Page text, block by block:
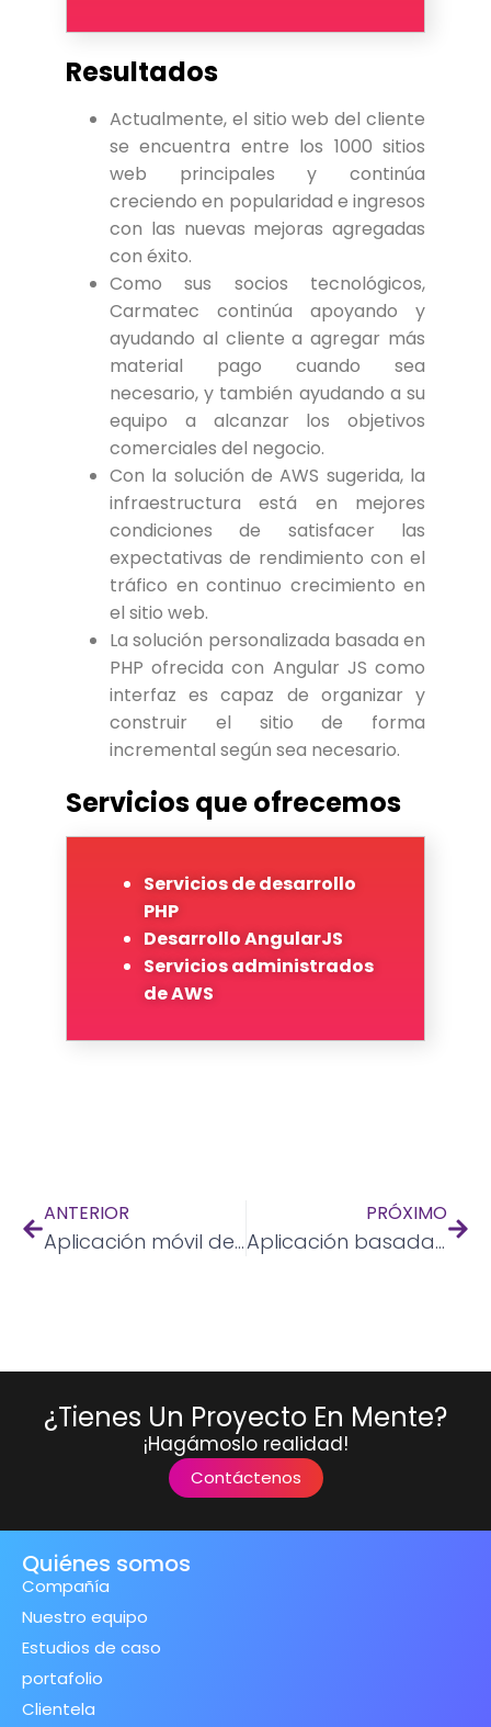
Resultados
Actualmente, el sitio web del cliente
se encuentra entre los 1000 sitios
web principales y continúa
creciendo en popularidad e ingresos
con las nuevas mejoras agregadas
con éxito.
Como sus socios tecnológicos,
Carmatec continúa apoyando y
ayudando al cliente a agregar más
material pago cuando sea
necesario, y también ayudando a su
equipo a alcanzar los objetivos
comerciales del negocio.
Con la solución de AWS sugerida, la
infraestructura está en mejores
condiciones de satisfacer las
expectativas de rendimiento con el
tráfico en continuo crecimiento en
el sitio web.
La solución personalizada basada en
PHP ofrecida con Angular JS como
interfaz es capaz de organizar y
construir el sitio de forma
incremental según sea necesario.
Servicios que ofrecemos
Servicios de desarrollo
PHP
Desarrollo AngularJS
Servicios administrados
de AWS
ANTERIOR
Aplicación móvil de comercio electrónico nativa con API Rest de WordPress
PRÓXIMO
Aplicación basada en web para crear modelos 3D.
¿Tienes Un Proyecto En Mente?
¡Hagámoslo realidad!
Contáctenos
Quiénes somos
Compañía
Nuestro equipo
Estudios de caso
portafolio
Clientela